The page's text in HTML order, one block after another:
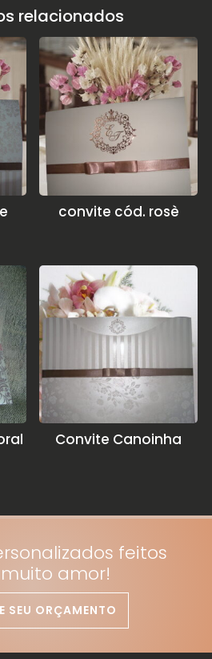
relacionados
convite cód. rosè
Convite Canoinha
feitos
amor!
SEU ORÇAMENTO